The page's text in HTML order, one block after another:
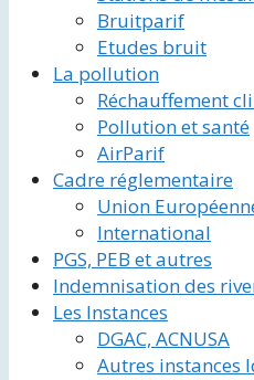
Bruitparif
Etudes bruit
La pollution
Réchauffement
Pollution et santé
AirParif
Cadre réglementaire
Union
International
PGS, PEB et autres
Indemnisation des
Les Instances
DGAC, ACNUSA
Autres instances